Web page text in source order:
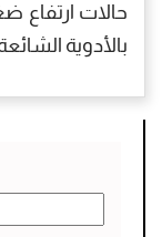
حالات ارتفاع
بالأدوية
عن: